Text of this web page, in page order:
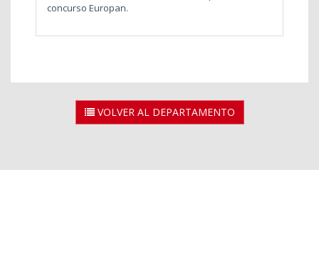
concurso Europan.
VOLVER AL DEPARTAMENTO